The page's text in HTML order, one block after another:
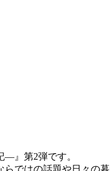
―』第2弾です。
ではの話題や日々の